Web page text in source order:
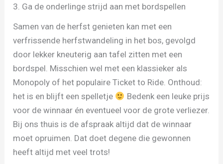
3. Ga de onderlinge strijd aan met bordspellen
Samen van de herfst genieten kan met een
verfrissende herfstwandeling in het bos, gevolgd
door lekker kneuterig aan tafel zitten met een
bordspel. Misschien wel met een klassieker als
Monopoly of het populaire Ticket to Ride. Onthoud:
het is en blijft een spelletje
Bedenk een leuke prijs
voor de winnaar én eventueel voor de grote verliezer.
Bij ons thuis is de afspraak altijd dat de winnaar
moet opruimen. Dat doet degene die gewonnen
heeft altijd met veel trots!